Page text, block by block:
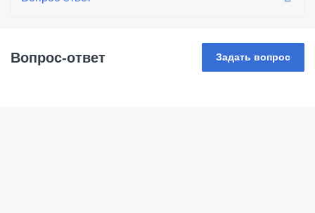
Вопрос-ответ Задать вопрос